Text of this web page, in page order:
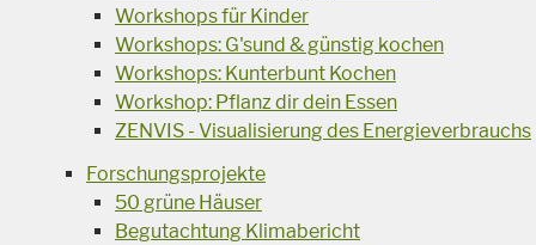
Workshops für Kinder
Workshops: G'sund & günstig kochen
Workshops: Kunterbunt Kochen
Workshop: Pflanz dir dein Essen
ZENVIS - Visualisierung des Energieverbrauchs
Forschungsprojekte
50 grüne Häuser
Begutachtung Klimabericht